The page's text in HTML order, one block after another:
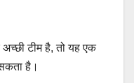
टीम है, तो यह एक
है।